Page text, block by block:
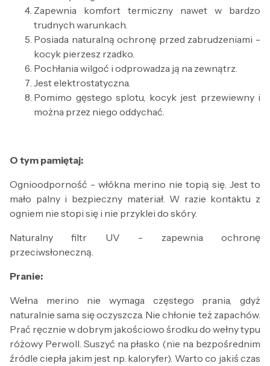
Zapewnia komfort termiczny nawet w bardzo
trudnych warunkach.
Posiada naturalną ochronę przed zabrudzeniami -
kocyk pierzesz rzadko.
Pochłania wilgoć i odprowadza ją na zewnątrz.
Jest elektrostatyczna.
Pomimo gęstego splotu, kocyk jest przewiewny i
można przez niego oddychać.
O tym pamiętaj:
Ognioodporność - włókna merino nie topią się. Jest to
mało palny i bezpieczny materiał. W razie kontaktu z
ogniem nie stopi się i nie przyklei do skóry.
Naturalny filtr UV - zapewnia ochronę
przeciwsłoneczną.
Pranie:
Wełna merino nie wymaga częstego prania, gdyż
naturalnie sama się oczyszcza. Nie chłonie też zapachów.
Prać ręcznie w dobrym jakościowo środku do wełny typu
różowy Perwoll. Suszyć na płasko (nie na bezpośrednim
źródle ciepła jakim jest np. kaloryfer). Warto co jakiś czas